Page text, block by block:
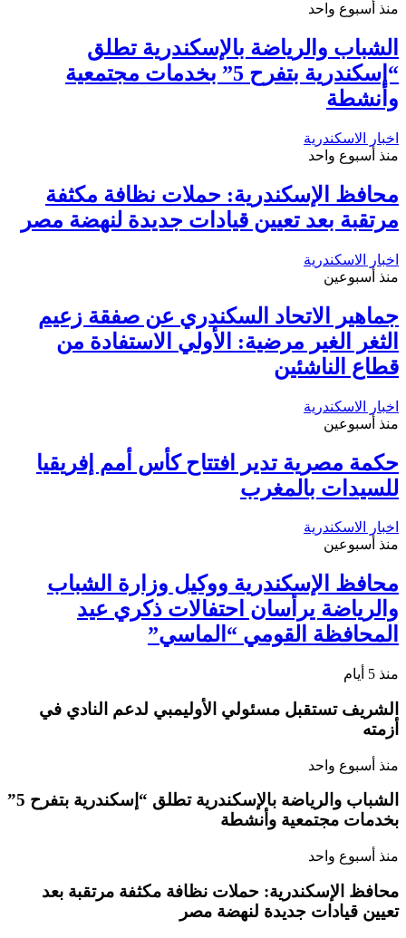
منذ أسبوع واحد
الشباب والرياضة بالإسكندرية تطلق
“إسكندرية بتفرح 5” بخدمات مجتمعية
وأنشطة
اخبار الاسكندرية
منذ أسبوع واحد
محافظ الإسكندرية: حملات نظافة مكثفة
مرتقبة بعد تعيين قيادات جديدة لنهضة مصر
اخبار الاسكندرية
منذ أسبوعين
جماهير الاتحاد السكندري عن صفقة زعيم
الثغر الغير مرضية: الأولي الاستفادة من
قطاع الناشئين
اخبار الاسكندرية
منذ أسبوعين
حكمة مصرية تدير افتتاح كأس أمم إفريقيا
للسيدات بالمغرب
اخبار الاسكندرية
منذ أسبوعين
محافظ الإسكندرية ووكيل وزارة الشباب
والرياضة يرأسان احتفالات ذكري عيد
المحافظة القومي “الماسي”
منذ 5 أيام
الشريف تستقبل مسئولي الأوليمبي لدعم النادي في
أزمته
منذ أسبوع واحد
الشباب والرياضة بالإسكندرية تطلق “إسكندرية بتفرح 5”
بخدمات مجتمعية وأنشطة
منذ أسبوع واحد
محافظ الإسكندرية: حملات نظافة مكثفة مرتقبة بعد
تعيين قيادات جديدة لنهضة مصر